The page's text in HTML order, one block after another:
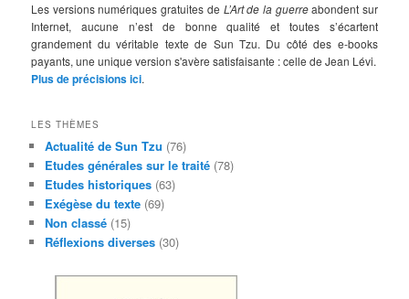
Les versions numériques gratuites de L’Art de la guerreabondent sur
Internet, aucune n’est de bonne qualité et toutes s’écartent
grandement du véritable texte de Sun Tzu. Du côté des e-books
payants, une unique version s'avère satisfaisante : celle de Jean Lévi.
Plus de précisions ici.
LES THÈMES
Actualité de Sun Tzu (76)
Etudes générales sur le traité (78)
Etudes historiques (63)
Exégèse du texte (69)
Non classé (15)
Réflexions diverses (30)